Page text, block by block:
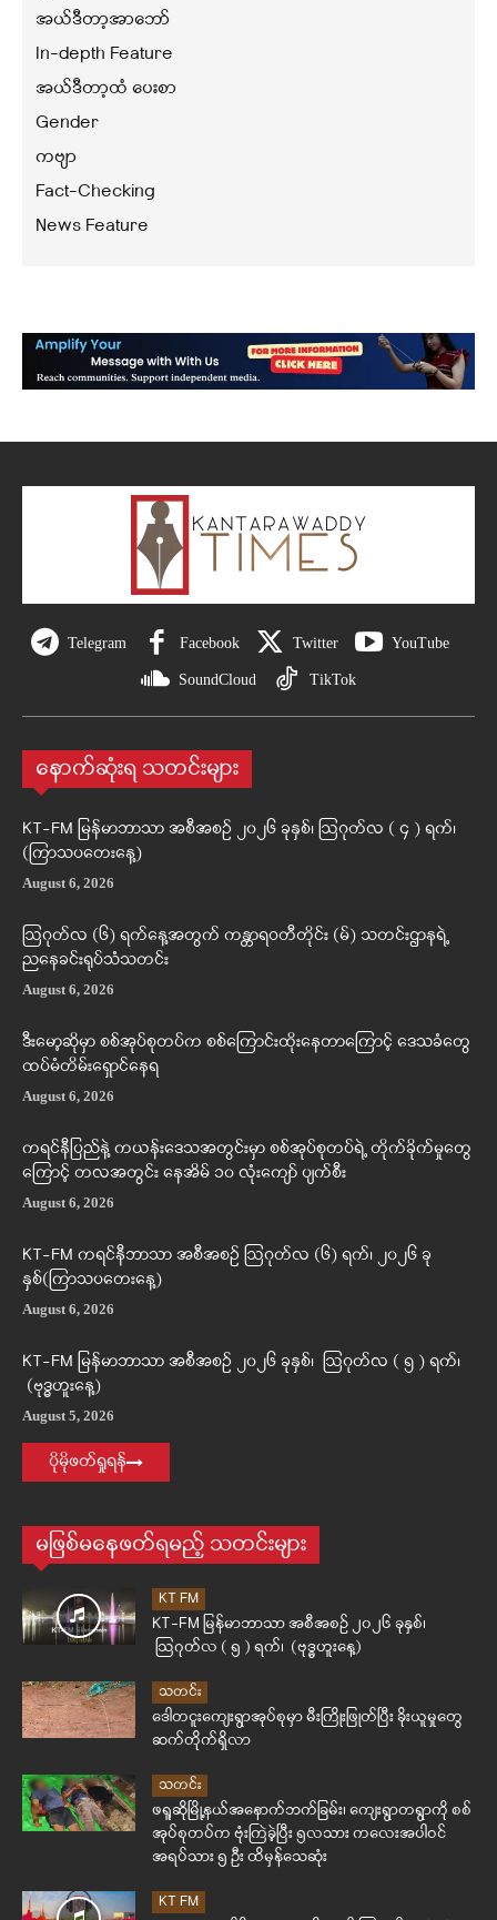
အယ်ဒီတာ့အာဘော်
In-depth Feature
အယ်ဒီတာ့ထံ ပေးစာ
Gender
ကဗျာ
Fact-Checking
News Feature
Telegram Facebook Twitter YouTube
SoundCloud TikTok
နောက်ဆုံးရ သတင်းများ
KT-FM မြန်မာဘာသာ အစီအစဉ် ၂၀၂၆ ခုနှစ်၊ ဩဂုတ်လ ( ၄ ) ရက်၊
(ကြာသပတေးနေ့)
August 6, 2026
ဩဂုတ်လ (၆) ရက်နေ့အတွက် ကန္တာရဝတီတိုင်း (မ်) သတင်းဌာနရဲ့
ညနေခင်းရုပ်သံသတင်း
August 6, 2026
ဒီးမော့ဆိုမှာ စစ်အုပ်စုတပ်က စစ်ကြောင်းထိုးနေတာကြောင့် ဒေသခံတွေ
ထပ်မံတိမ်းရှောင်နေရ
August 6, 2026
ကရင်နီပြည်နဲ့ ကယန်းဒေသအတွင်းမှာ စစ်အုပ်စုတပ်ရဲ့ တိုက်ခိုက်မှုတွေ
ကြောင့် တလအတွင်း နေအိမ် ၁၀ လုံးကျော် ပျက်စီး
August 6, 2026
KT-FM ကရင်နီဘာသာ အစီအစဉ် ဩဂုတ်လ (၆) ရက်၊ ၂၀၂၆ ခု
နှစ်(ကြာသပတေးနေ့)
August 6, 2026
KT-FM မြန်မာဘာသာ အစီအစဉ် ၂၀၂၆ ခုနှစ်၊ ဩဂုတ်လ ( ၅ ) ရက်၊
(ဗုဒ္ဓဟူးနေ့)
August 5, 2026
ပိုမိုဖတ်ရှုရန်
မဖြစ်မနေဖတ်ရမည့် သတင်းများ
KT FM
KT-FM မြန်မာဘာသာ အစီအစဉ် ၂၀၂၆ ခုနှစ်၊
ဩဂုတ်လ ( ၅ ) ရက်၊ (ဗုဒ္ဓဟူးနေ့)
သတင်း
ဒေါတငူးကျေးရွာအုပ်စုမှာ မီးကြိုးဖြုတ်ပြီး ခိုးယူမှုတွေ
ဆက်တိုက်ရှိလာ
သတင်း
ဖရူဆိုမြို့နယ်အနောက်ဘက်ခြမ်း၊ ကျေးရွာတရွာကို စစ်
အုပ်စုတပ်က ဗုံးကြဲခဲ့ပြီး ၅လသား ကလေးအပါဝင်
အရပ်သား ၅ ဦး ထိမှန်သေဆုံး
KT FM